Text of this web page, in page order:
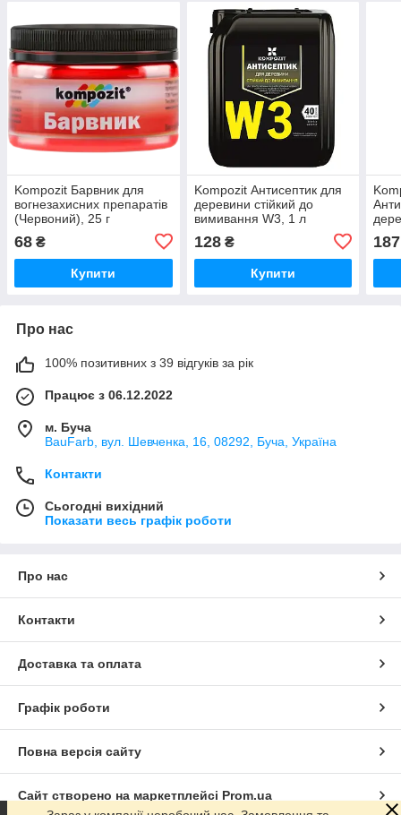
Kompozit Барвник для
вогнезахисних препаратів
(Червоний), 25 г
68 ₴
Купити
Kompozit Антисептик для
деревини стійкий до
вимивання W3, 1 л
128₴
Купити
187
Про нас
100% позитивних з 39 відгуків за рік
Працює з 06.12.2022
м. Буча
BauFarb, вул. Шевченка, 16, 08292, Буча, Україна
Контакти
Сьогодні вихідний
Показати весь графік роботи
Про нас
Контакти
Доставка та оплата
Графік роботи
Повна версія сайту
Сайт створено на маркетплейсі Prom.ua